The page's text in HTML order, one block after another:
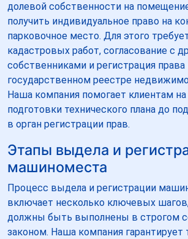
долевой собственности на
получить индивидуальное право на
парковочное место. Для этого
кадастровых работ, согласование с
собственниками и регистрация
государственном реестре
Наша компания помогает клиентам на
подготовки технического плана до
в орган регистрации прав.
Этапы выдела и
машиноместа
Процесс выдела и регистрации
включает несколько ключевых
должны быть выполнены в строгом
законом. Наша компания гарантирует